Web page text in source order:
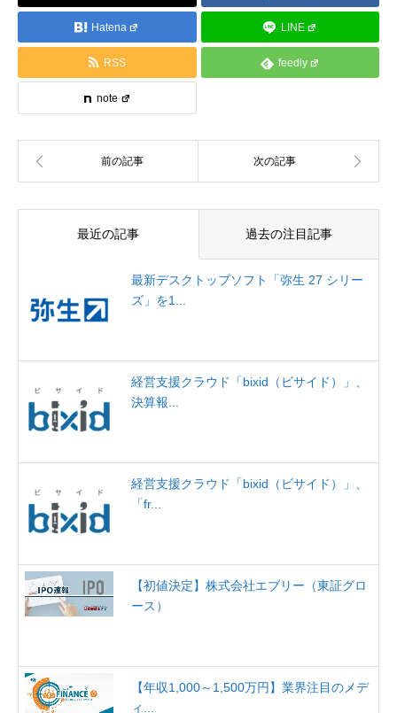
Hatena LINE
RSS feedly
note
最近の記事 過去の注目記事
最新デスクトップソフト「弥生 27 シリー
ズ」を1...
経営支援クラウド「bixid（ビサイド）」、
決算報...
経営支援クラウド「bixid（ビサイド）」、
「fr...
【初値決定】株式会社エブリー（東証グロ
ース）
【年収1,000～1,500万円】業界注目のメデ
ィ...